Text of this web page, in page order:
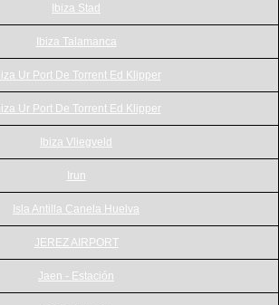
Ibiza Stad
Ibiza Talamanca
Ur Port De Torrent Ed Klipper
Ur Port De Torrent Ed Klipper
Ibiza Vliegveld
Irun
Isla Antilla Canela Huelva
JEREZ AIRPORT
Jaen - Estación